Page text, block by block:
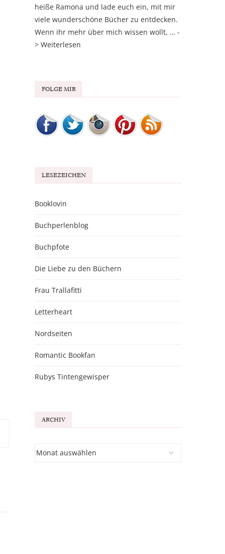
heiße Ramona und lade euch ein, mit mir
viele wunderschöne Bücher zu entdecken.
Wenn ihr mehr über mich wissen wollt, … -
> Weiterlesen
FOLGE MIR
LESEZEICHEN
Booklovin
Buchperlenblog
Buchpfote
Die Liebe zu den Büchern
Frau Trallafitti
Letterheart
Nordseiten
Romantic Bookfan
Rubys Tintengewisper
ARCHIV